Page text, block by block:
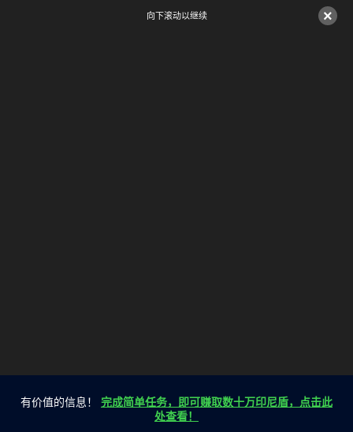
×
向下滚动以继续
有价值的信息！ 完成简单任务，即可赚取数十万印尼盾，点击此
处查看！